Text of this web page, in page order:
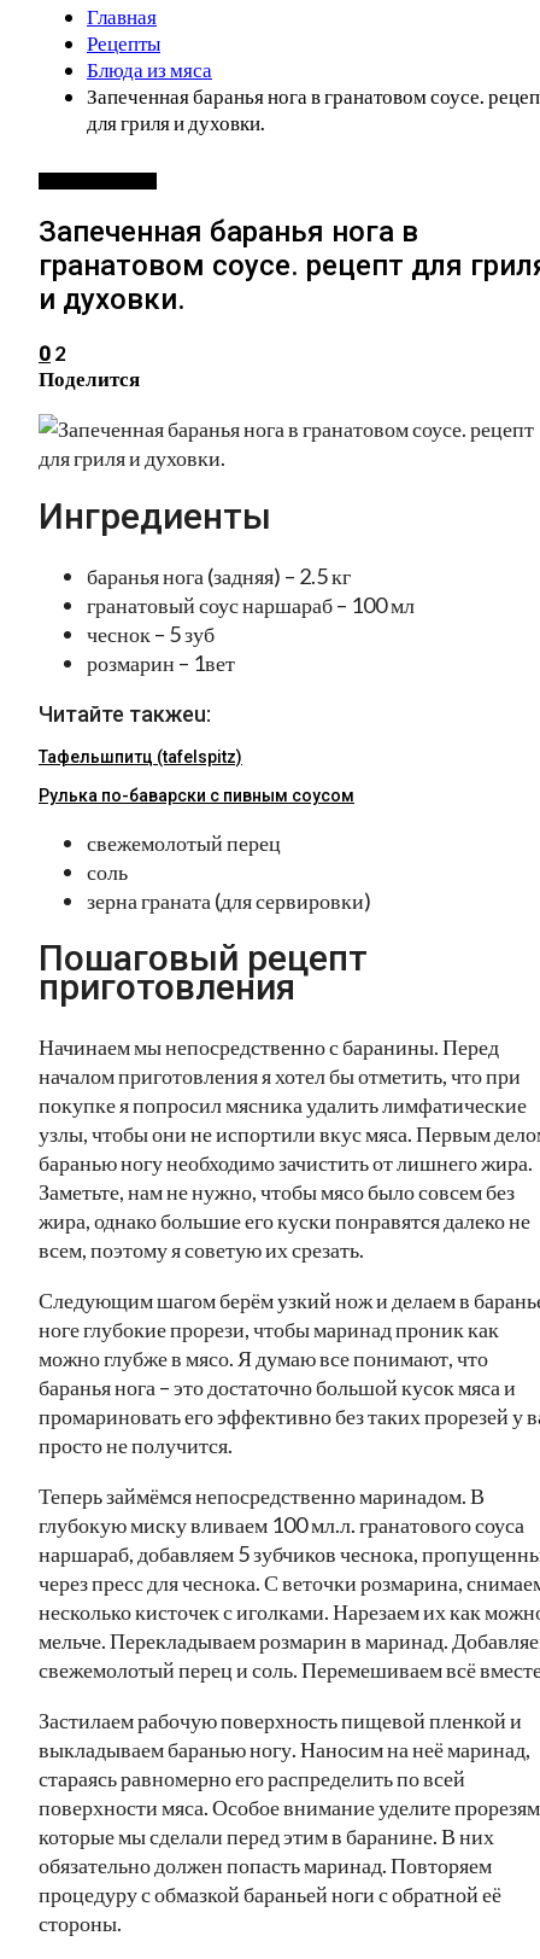
Главная
Рецепты
Блюда из мяса
Запеченная баранья нога в гранатовом соусе.
для гриля и духовки.
Запеченная баранья нога в
гранатовом соусе. рецепт для
и духовки.
0 2
Поделится
Ингредиенты
баранья нога (задняя) – 2.5 кг
гранатовый соус наршараб – 100 мл
чеснок – 5 зуб
розмарин – 1вет
Читайте такжеu:
Тафельшпитц (tafelspitz)
Рулька по-баварски с пивным соусом
свежемолотый перец
соль
зерна граната (для сервировки)
Пошаговый рецепт
приготовления
Начинаем мы непосредственно с баранины. Перед
началом приготовления я хотел бы отметить, что при
покупке я попросил мясника удалить лимфатические
узлы, чтобы они не испортили вкус мяса. Первым
баранью ногу необходимо зачистить от лишнего жира.
Заметьте, нам не нужно, чтобы мясо было совсем без
жира, однако большие его куски понравятся далеко не
всем, поэтому я советую их срезать.
Следующим шагом берём узкий нож и делаем в
ноге глубокие прорези, чтобы маринад проник как
можно глубже в мясо. Я думаю все понимают, что
баранья нога – это достаточно большой кусок мяса и
промариновать его эффективно без таких прорезей у
просто не получится.
Теперь займёмся непосредственно маринадом. В
глубокую миску вливаем 100 мл.л. гранатового соуса
наршараб, добавляем 5 зубчиков чеснока,
через пресс для чеснока. С веточки розмарина,
несколько кисточек с иголками. Нарезаем их как
мельче. Перекладываем розмарин в маринад.
свежемолотый перец и соль. Перемешиваем всё
Застилаем рабочую поверхность пищевой пленкой и
выкладываем баранью ногу. Наносим на неё маринад,
стараясь равномерно его распределить по всей
поверхности мяса. Особое внимание уделите
которые мы сделали перед этим в баранине. В них
обязательно должен попасть маринад. Повторяем
процедуру с обмазкой бараньей ноги с обратной её
стороны.